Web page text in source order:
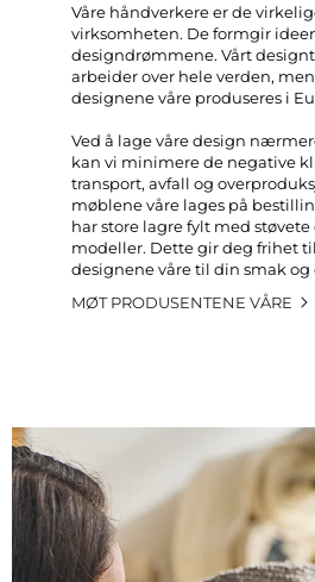
Våre håndverkere er de
virksomheten. De formgir
designdrømmene. Vårt
arbeider over hele verden, men
designene våre produseres i
Ved å lage våre design
kan vi minimere de negative
transport, avfall og
møblene våre lages på
har store lagre fylt med
modeller. Dette gir deg frihet
designene våre til din smak og
MØT PRODUSENTENE VÅRE